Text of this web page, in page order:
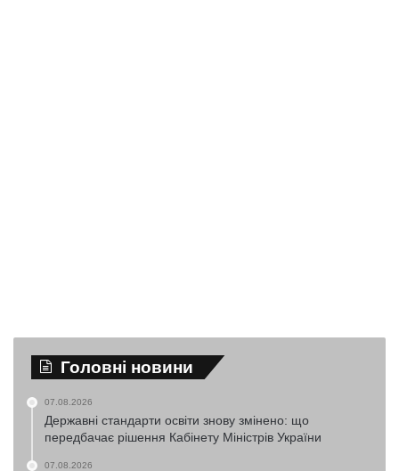
Головні новини
07.08.2026
Державні стандарти освіти знову змінено: що
передбачає рішення Кабінету Міністрів України
07.08.2026